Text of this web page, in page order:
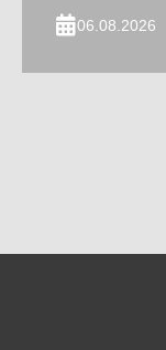
06.08.2026